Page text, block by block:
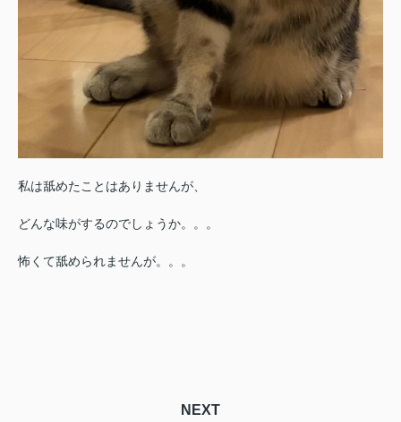
私は舐めたことはありませんが、
どんな味がするのでしょうか。。。
怖くて舐められませんが。。。
NEXT